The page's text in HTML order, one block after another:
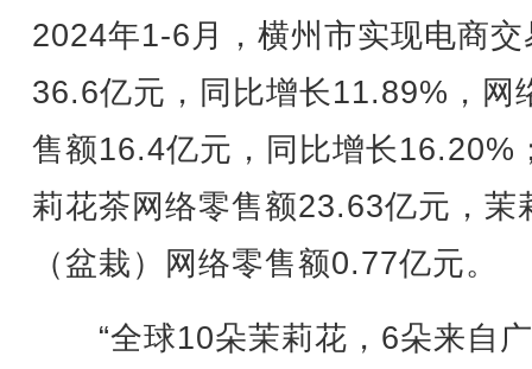
2024年1-6月，横州市实现电商交
36.6亿元，同比增长11.89%，网
售额16.4亿元，同比增长16.20%
莉花茶网络零售额23.63亿元，茉
（盆栽）网络零售额0.77亿元。
“全球10朵茉莉花，6朵来自